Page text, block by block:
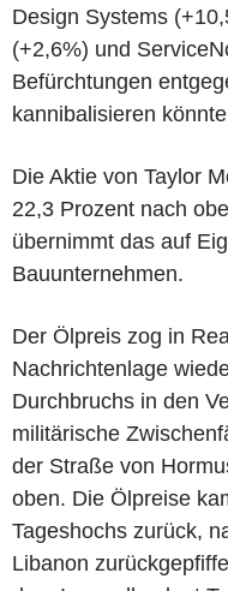
Design Systems
(+2,6%) und
Befürchtungen
kannibalisieren
Die Aktie von Taylor
22,3 Prozent nach
übernimmt das auf
Bauunternehmen.
Der Ölpreis zog in
Nachrichtenlage
Durchbruchs in den
militärische
der Straße von
oben. Die Ölpreise
Tageshochs zurück,
Libanon